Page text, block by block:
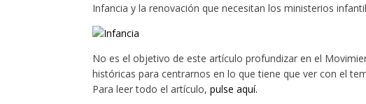
Infancia y la renovación que necesitan los ministerios
No es el objetivo de este artículo profundizar en el
históricas para centrarnos en lo que tiene que ver con el
Para leer todo el artículo, pulse aquí.